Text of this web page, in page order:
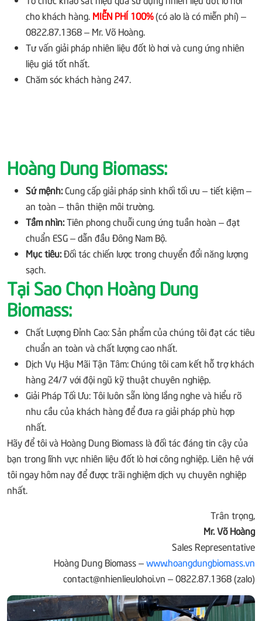
cho khách hàng. MIỄN PHÍ 100%(có alo là có miễn phí) –
0822.87.1368 – Mr. Võ Hoàng.
Tư vấn giải pháp nhiên liệu đốt lò hơi và cung ứng nhiên
liệu giá tốt nhất.
Chăm sóc khách hàng 247.
Hoàng Dung Biomass:
Sứ mệnh:Cung cấp giải pháp sinh khối tối ưu – tiết kiệm –
an toàn – thân thiện môi trường.
Tầm nhìn:Tiên phong chuỗi cung ứng tuần hoàn – đạt
chuẩn ESG – dẫn đầu Đông Nam Bộ.
Mục tiêu:Đối tác chiến lược trong chuyển đổi năng lượng
sạch.
Tại Sao Chọn Hoàng Dung
Biomass:
Chất Lượng Đỉnh Cao: Sản phẩm của chúng tôi đạt các tiêu
chuẩn an toàn và chất lượng cao nhất.
Dịch Vụ Hậu Mãi Tận Tâm: Chúng tôi cam kết hỗ trợ khách
hàng 24/7 với đội ngũ kỹ thuật chuyên nghiệp.
Giải Pháp Tối Ưu: Tôi luôn sẵn lòng lắng nghe và hiểu rõ
nhu cầu của khách hàng để đưa ra giải pháp phù hợp
nhất.
Hãy để tôi và Hoàng Dung Biomass là đối tác đáng tin cậy của
bạn trong lĩnh vực nhiên liệu đốt lò hơi công nghiệp. Liên hệ với
tôi ngay hôm nay để được trãi nghiệm dịch vụ chuyên nghiệp
nhất.
Trân trọng,
Mr. Võ Hoàng
Sales Representative
Hoàng Dung Biomass –www.hoangdungbiomass.vn
contact@nhienlieulohoi.vn – 0822.87.1368 (zalo)